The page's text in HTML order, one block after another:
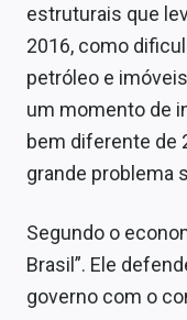
estruturais que
2016, como
petróleo e
um momento de
bem diferente de
grande problema
Segundo o
Brasil”. Ele
governo com o